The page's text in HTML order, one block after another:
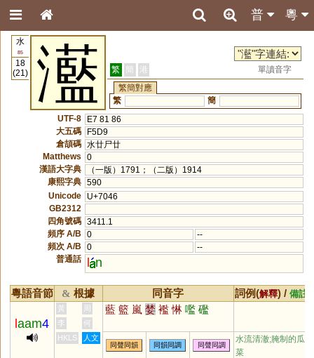
粵
普
水
85
18
(21)
灆 繁 簡 港
單讀音字
繁簡對應
繁
簡
UTF-8
E7 81 86
大五碼
F5D9
倉頡碼 水廿尸廿
Matthews
0
漢語大字典
（一版）1791；（二版）1914
康熙字典 590
Unicode
U+7046
GB2312
四角號碼 3411.1
頻序 A/B
0
--
頻次 A/B
0
--
普通話
l n
粵語音節 & 根據 同音字 詞例(解釋) / 備註
laam4
黃 周 藍 籃 嵐 婪 襤 惏 嚂 礛
李
何
HKLS
人文
同聲同韻 同韻同調 同聲同調
水流清澈;腌制的瓜
菜